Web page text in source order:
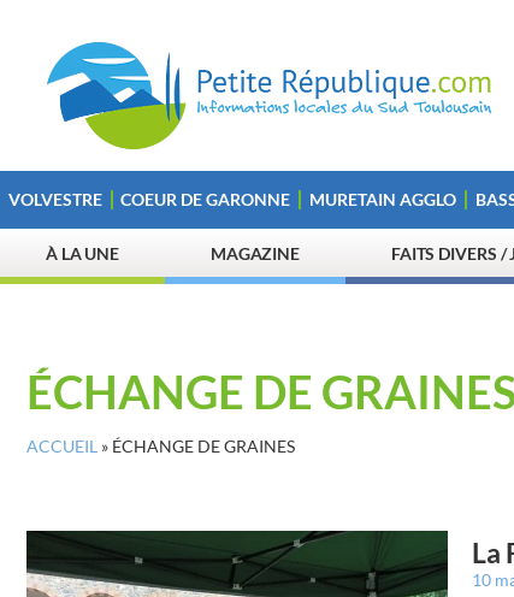
VOLVESTRE COEUR DE GARONNE MURETAIN AGGLO
À LA UNE MAGAZINE FAITS DIVERS /
ÉCHANGE DE
ACCUEIL » ÉCHANGE DE GRAINES
La
10